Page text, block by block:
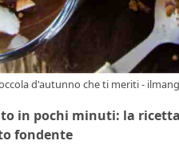
d'autunno che ti meriti -
in pochi minuti: la
fondente